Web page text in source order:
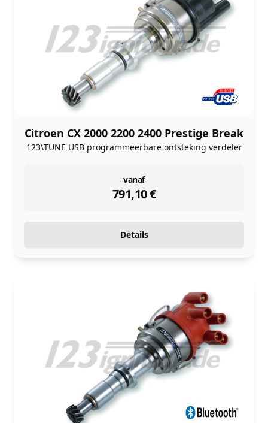
Citroen CX 2000 2200 2400 Prestige Break
123\TUNE USB programmeerbare ontsteking verdeler
vanaf
791,10€
instock
Details